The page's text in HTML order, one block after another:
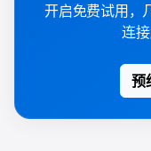
开启免费试用，
连
预